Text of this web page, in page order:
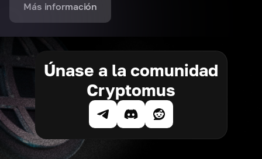
Más información
Únase a la comunidad
Cryptomus